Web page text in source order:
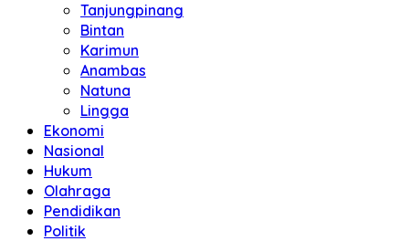
Tanjungpinang
Bintan
Karimun
Anambas
Natuna
Lingga
Ekonomi
Nasional
Hukum
Olahraga
Pendidikan
Politik